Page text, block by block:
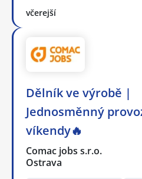
včerejší
Dělník ve výrobě |
Jednosměnný
víkendy🔥
Comac jobs s.r.o.
Ostrava